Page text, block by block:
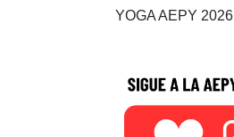
YOGA AEPY 2026